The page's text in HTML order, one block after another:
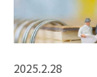
2025.2.28